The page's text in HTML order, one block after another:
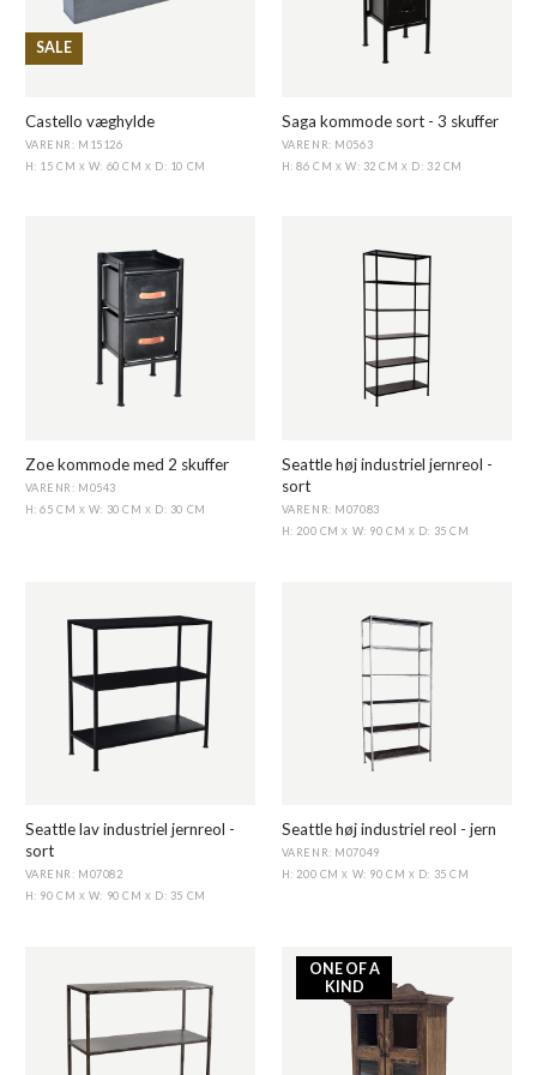
SALE
Castello væghylde
VARENR: M15126
H: 15 CM X W: 60 CM X D: 10 CM
Saga kommode sort - 3 skuffer
VARENR: M0563
H: 86 CM X W: 32 CMX D: 32 CM
Zoe kommode med 2 skuffer
VARENR: M0543
H: 65 CM X W: 30 CM X D: 30 CM
Seattle høj industriel jernreol -
sort
VARENR: M07083
H: 200 CMX W: 90 CM X D: 35 CM
Seattle lav industriel jernreol -
sort
VARENR: M07082
H: 90 CM X W: 90 CM X D: 35 CM
Seattle høj industriel reol - jern
VARENR: M07049
H: 200 CMX W: 90 CM X D: 35 CM
ONE OF A
KIND